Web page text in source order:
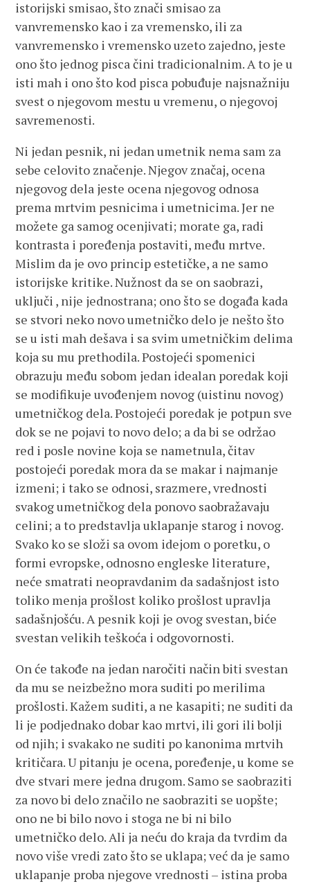
istorijski smisao, što znači smisao za
vanvremensko kao i za vremensko, ili za
vanvremensko i vremensko uzeto zajedno, jeste
ono što jednog pisca čini tradicionalnim. A to je u
isti mah i ono što kod pisca pobuđuje najsnažniju
svest o njegovom mestu u vremenu, o njegovoj
savremenosti.
Ni jedan pesnik, ni jedan umetnik nema sam za
sebe celovito značenje. Njegov značaj, ocena
njegovog dela jeste ocena njegovog odnosa
prema mrtvim pesnicima i umetnicima. Jer ne
možete ga samog ocenjivati; morate ga, radi
kontrasta i poređenja postaviti, među mrtve.
Mislim da je ovo princip estetičke, a ne samo
istorijske kritike. Nužnost da se on saobrazi,
uključi , nije jednostrana; ono što se događa kada
se stvori neko novo umetničko delo je nešto što
se u isti mah dešava i sa svim umetničkim delima
koja su mu prethodila. Postojeći spomenici
obrazuju među sobom jedan idealan poredak koji
se modifikuje uvođenjem novog (uistinu novog)
umetničkog dela. Postojeći poredak je potpun sve
dok se ne pojavi to novo delo; a da bi se održao
red i posle novine koja se nametnula, čitav
postojeći poredak mora da se makar i najmanje
izmeni; i tako se odnosi, srazmere, vrednosti
svakog umetničkog dela ponovo saobražavaju
celini; a to predstavlja uklapanje starog i novog.
Svako ko se složi sa ovom idejom o poretku, o
formi evropske, odnosno engleske literature,
neće smatrati neopravdanim da sadašnjost isto
toliko menja prošlost koliko prošlost upravlja
sadašnjošću. A pesnik koji je ovog svestan, biće
svestan velikih teškoća i odgovornosti.
On će takođe na jedan naročiti način biti svestan
da mu se neizbežno mora suditi po merilima
prošlosti. Kažem suditi, a ne kasapiti; ne suditi da
li je podjednako dobar kao mrtvi, ili gori ili bolji
od njih; i svakako ne suditi po kanonima mrtvih
kritičara. U pitanju je ocena, poređenje, u kome se
dve stvari mere jedna drugom. Samo se saobraziti
za novo bi delo značilo ne saobraziti se uopšte;
ono ne bi bilo novo i stoga ne bi ni bilo
umetničko delo. Ali ja neću do kraja da tvrdim da
novo više vredi zato što se uklapa; već da je samo
uklapanje proba njegove vrednosti – istina proba